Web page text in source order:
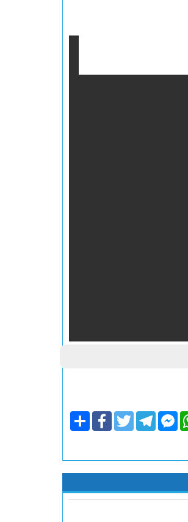
ShareFacebookTwitterTelegramFacebook
Messenger